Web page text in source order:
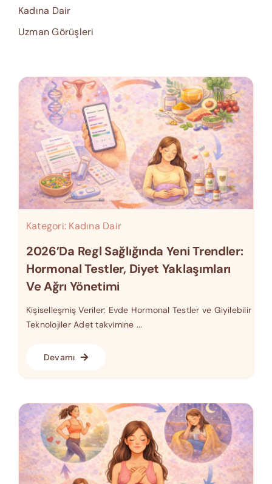
Kadına Dair
Uzman Görüşleri
Kategori: Kadına Dair
2026’da Regl Sağlığında Yeni Trendler:
Hormonal Testler, Diyet Yaklaşımları
Ve Ağrı Yönetimi
Kişiselleşmiş Veriler: Evde Hormonal Testler ve Giyilebilir
Teknolojiler Adet takvimine ...
Devamı